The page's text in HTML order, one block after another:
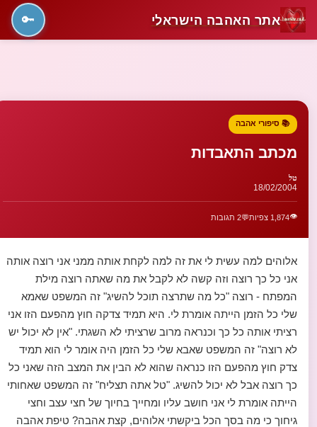
אתר האהבה הישראלי 🔑
📚 סיפורי אהבה
מכתב התאבדות
טל
18/02/2004
👁️1,874 צפיות 💬2 תגובות
אלוהים למה עשית לי את זה למה לקחת אותה ממני אני רוצה אותה
אני כל כך רוצה וזה קשה לא לקבל את מה שאתה רוצה מילת
המפתח - רוצה "כל מה שתרצה תוכל להשיג" זה המשפט שאמא
שלי כל הזמן הייתה אומרת לי. היא תמיד צדקה חוץ מהפעם הזו אני
רציתי אותה כל כך וכנראה מרוב שרציתי לא השגתי. "אין לא יכול יש
לא רוצה" זה המשפט שאבא שלי כל הזמן היה אומר לי הוא תמיד
צדק חוץ מהפעם הזו כנראה שהוא לא הבין את המצב הזה שאני כל
כך רוצה אבל לא יכול להשיג. "טל אתה תצליח" זה המשפט שאחותי
הייתה אומרת לי אני חושב עליו ומחייך בחיוך של חצי עצב וחצי
גיחוך כי מה בסך הכל ביקשתי אלוהים, קצת אהבה? טיפת אהבה